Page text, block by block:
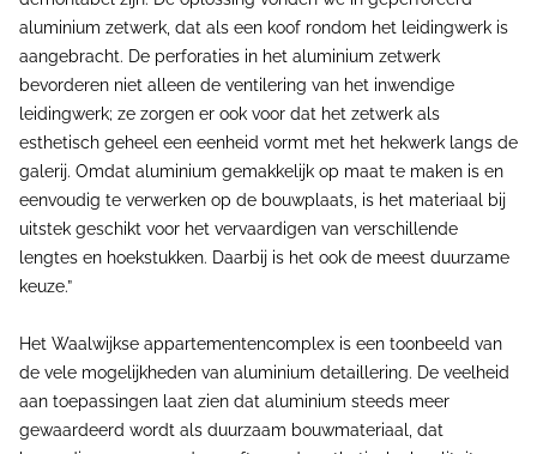
aluminium zetwerk, dat als een koof rondom het leidingwerk is
aangebracht. De perforaties in het aluminium zetwerk
bevorderen niet alleen de ventilering van het inwendige
leidingwerk; ze zorgen er ook voor dat het zetwerk als
esthetisch geheel een eenheid vormt met het hekwerk langs de
galerij. Omdat aluminium gemakkelijk op maat te maken is en
eenvoudig te verwerken op de bouwplaats, is het materiaal bij
uitstek geschikt voor het vervaardigen van verschillende
lengtes en hoekstukken. Daarbij is het ook de meest duurzame
keuze.”
Het Waalwijkse appartementencomplex is een toonbeeld van
de vele mogelijkheden van aluminium detaillering. De veelheid
aan toepassingen laat zien dat aluminium steeds meer
gewaardeerd wordt als duurzaam bouwmateriaal, dat